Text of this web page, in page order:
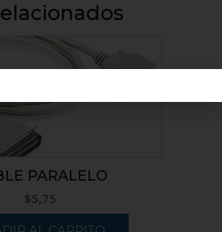
PARALELO
$5,75